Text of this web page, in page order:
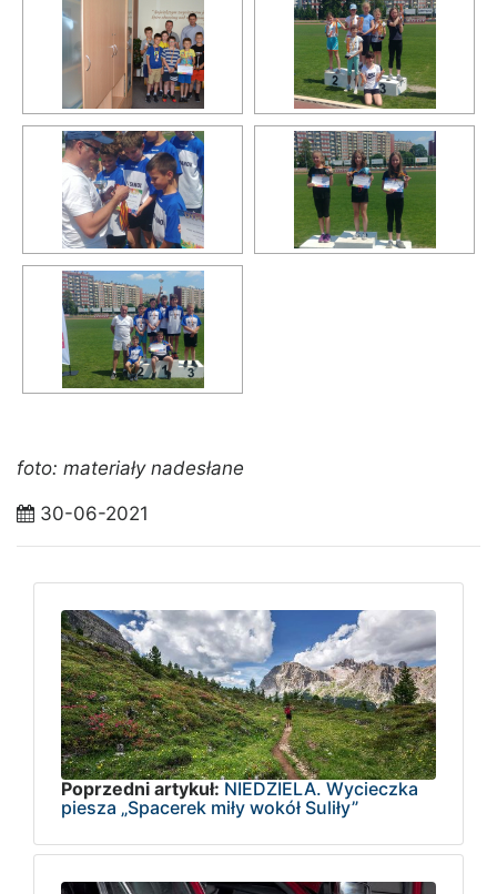
foto: materiały nadesłane
30-06-2021
Poprzedni artykuł: NIEDZIELA. Wycieczka
piesza „Spacerek miły wokół Suliły”